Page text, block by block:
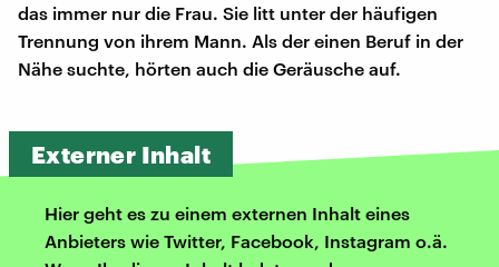
das immer nur die Frau. Sie litt unter der häufigen
Trennung von ihrem Mann. Als der einen Beruf in der
Nähe suchte, hörten auch die Geräusche auf.
Externer Inhalt
Hier geht es zu einem externen Inhalt eines
Anbieters wie Twitter, Facebook, Instagram o.ä.